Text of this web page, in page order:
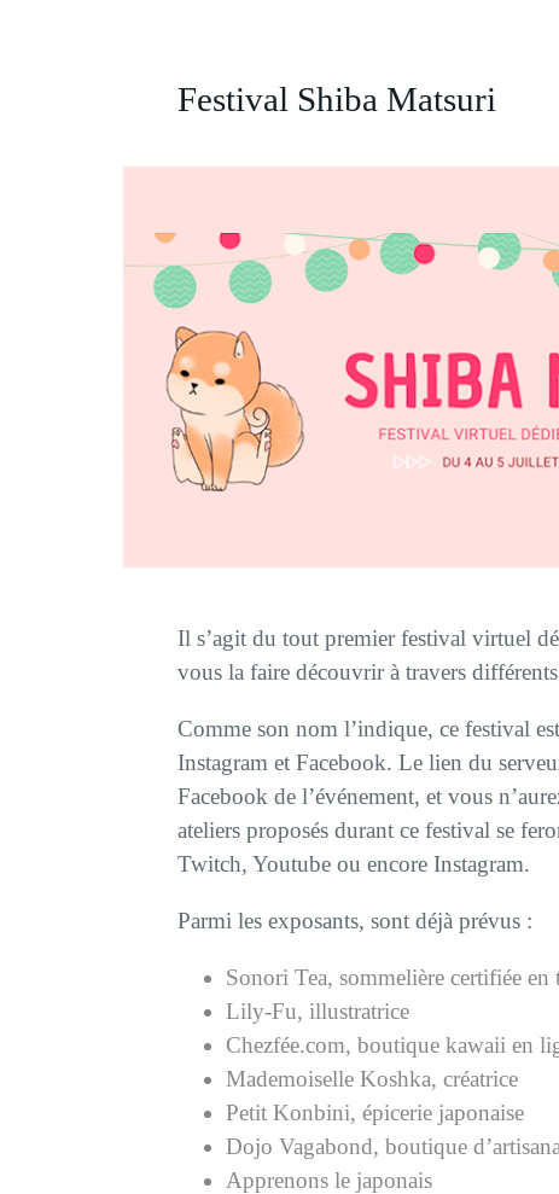
Festival Shiba Matsuri
Il s’agit du tout premier festival virtuel
vous la faire découvrir à travers
Comme son nom l’indique, ce festival
Instagram et Facebook. Le lien du
Facebook de l’événement, et vous
ateliers proposés durant ce festival se
Twitch, Youtube ou encore Instagram.
Parmi les exposants, sont déjà prévus :
Sonori Tea, sommelière certifiée en
Lily-Fu, illustratrice
Chezfée.com, boutique kawaii en
Mademoiselle Koshka, créatrice
Petit Konbini, épicerie japonaise
Dojo Vagabond, boutique
Apprenons le japonais